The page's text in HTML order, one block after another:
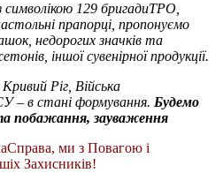
129 бригадиТРО,
прапорці, пропонуємо
недорогих значків та
іншої сувенірної продукції.
Ріг, Війська
– в стані формування. Будемо
та побажання, зауваження
ми з Повагою і
Захисників!